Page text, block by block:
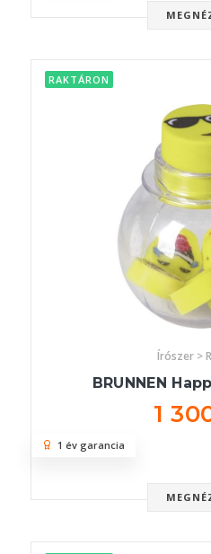
RAKTÁRON
Írószer >
BRUNNEN
1
1 év garancia